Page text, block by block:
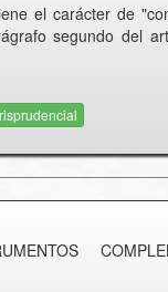
el carácter de
segundo del